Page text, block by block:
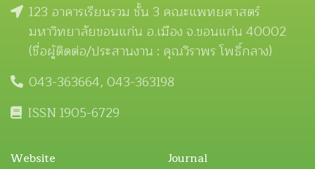
123 อาคารเรียนรวม ชั้น 3 คณะแพทยศาสตร์
มหาวิทยาลัยขอนแก่น อ.เมือง จ.ขอนแก่น 40002
(ชื่อผู้ติดต่อ/ประสานงาน : คุณวิราพร โพธิ์กลาง)
043-363664, 043-363198
ISSN 1905-6729
Website Journal